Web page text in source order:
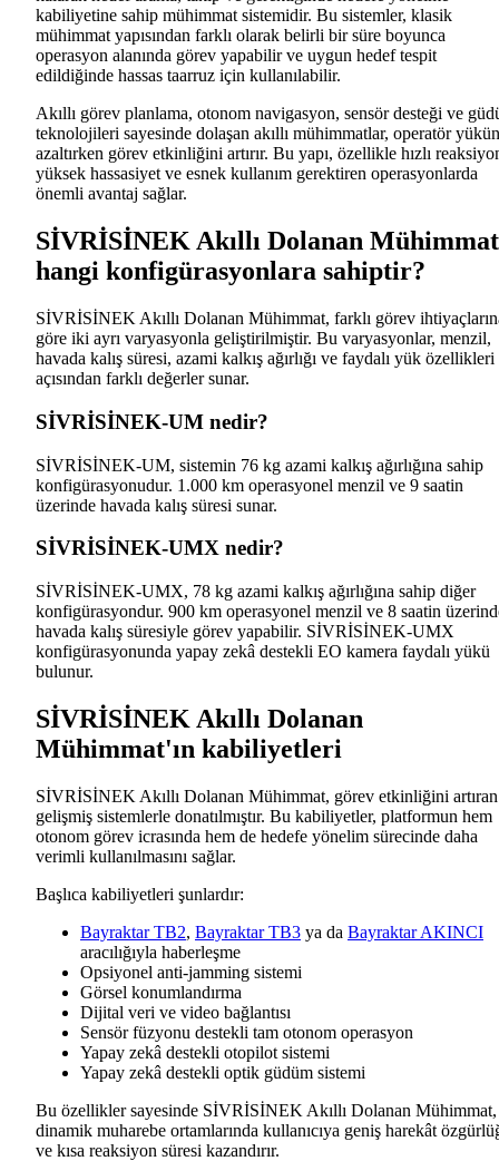
kabiliyetine sahip mühimmat sistemidir. Bu sistemler, klasik
mühimmat yapısından farklı olarak belirli bir süre boyunca
operasyon alanında görev yapabilir ve uygun hedef tespit
edildiğinde hassas taarruz için kullanılabilir.
Akıllı görev planlama, otonom navigasyon, sensör desteği ve
teknolojileri sayesinde dolaşan akıllı mühimmatlar, operatör
azaltırken görev etkinliğini artırır. Bu yapı, özellikle hızlı
yüksek hassasiyet ve esnek kullanım gerektiren operasyonlarda
önemli avantaj sağlar.
SİVRİSİNEK Akıllı Dolanan Mühimmat
hangi konfigürasyonlara sahiptir?
SİVRİSİNEK Akıllı Dolanan Mühimmat, farklı görev
göre iki ayrı varyasyonla geliştirilmiştir. Bu varyasyonlar, menzil,
havada kalış süresi, azami kalkış ağırlığı ve faydalı yük özellikleri
açısından farklı değerler sunar.
SİVRİSİNEK-UM nedir?
SİVRİSİNEK-UM, sistemin 76 kg azami kalkış ağırlığına sahip
konfigürasyonudur. 1.000 km operasyonel menzil ve 9 saatin
üzerinde havada kalış süresi sunar.
SİVRİSİNEK-UMX nedir?
SİVRİSİNEK-UMX, 78 kg azami kalkış ağırlığına sahip diğer
konfigürasyondur. 900 km operasyonel menzil ve 8 saatin
havada kalış süresiyle görev yapabilir. SİVRİSİNEK-UMX
konfigürasyonunda yapay zekâ destekli EO kamera faydalı yükü
bulunur.
SİVRİSİNEK Akıllı Dolanan
Mühimmat'ın kabiliyetleri
SİVRİSİNEK Akıllı Dolanan Mühimmat, görev etkinliğini artıran
gelişmiş sistemlerle donatılmıştır. Bu kabiliyetler, platformun hem
otonom görev icrasında hem de hedefe yönelim sürecinde daha
verimli kullanılmasını sağlar.
Başlıca kabiliyetleri şunlardır:
Bayraktar TB2, Bayraktar TB3 ya da Bayraktar AKINCI
aracılığıyla haberleşme
Opsiyonel anti-jamming sistemi
Görsel konumlandırma
Dijital veri ve video bağlantısı
Sensör füzyonu destekli tam otonom operasyon
Yapay zekâ destekli otopilot sistemi
Yapay zekâ destekli optik güdüm sistemi
Bu özellikler sayesinde SİVRİSİNEK Akıllı Dolanan Mühimmat,
dinamik muharebe ortamlarında kullanıcıya geniş harekât
ve kısa reaksiyon süresi kazandırır.